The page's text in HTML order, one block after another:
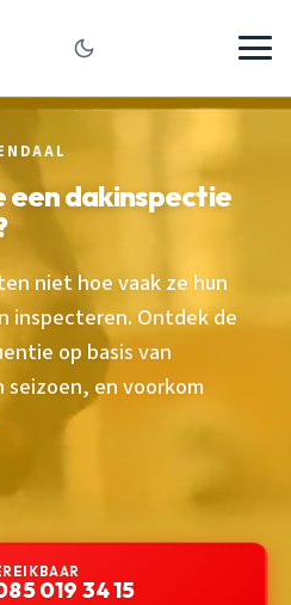
een dakinspectie
niet hoe vaak ze hun
inspecteren. Ontdek de
op basis van
en voorkom
019 34 15